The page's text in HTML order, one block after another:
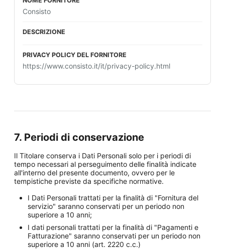
Consisto
https://www.consisto.it/it/privacy-policy.html
7. Periodi di conservazione
Il Titolare conserva i Dati Personali solo per i periodi di
tempo necessari al perseguimento delle finalità indicate
all'interno del presente documento, ovvero per le
tempistiche previste da specifiche normative.
I Dati Personali trattati per la finalità di "Fornitura del
servizio" saranno conservati per un periodo non
superiore a 10 anni;
I dati personali trattati per la finalità di "Pagamenti e
Fatturazione" saranno conservati per un periodo non
superiore a 10 anni (art. 2220 c.c.)